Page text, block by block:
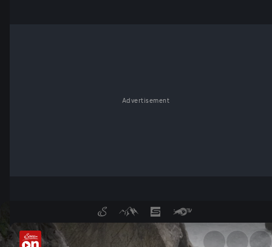
Advertisement
Kajak-Abenteuer in Tibet -